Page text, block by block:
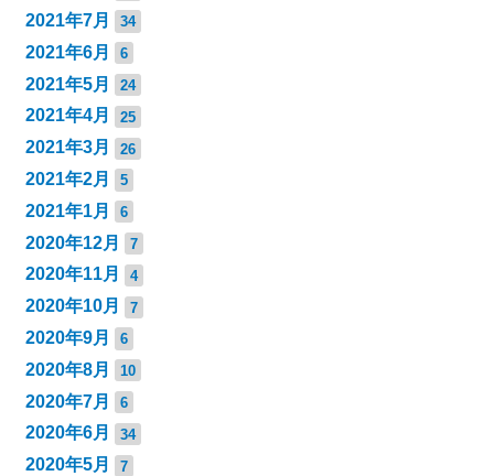
2021年7月 34
2021年6月 6
2021年5月 24
2021年4月 25
2021年3月 26
2021年2月 5
2021年1月 6
2020年12月 7
2020年11月 4
2020年10月 7
2020年9月 6
2020年8月 10
2020年7月 6
2020年6月 34
2020年5月 7